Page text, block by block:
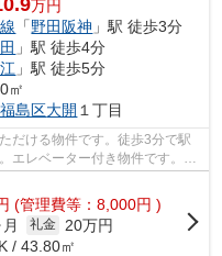
万円
「野田阪神 」駅 徒歩3分
」駅 徒歩4分
」駅 徒歩5分
㎡
島区大開 １丁目
だける物件です。徒歩3分で駅
エレベーター付き物件です。魅
(管理費等：8,000円 )
礼金
20万円
/ 43.80㎡